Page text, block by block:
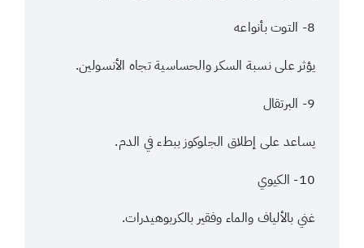
8- التوت بأنواعه
يؤثر على نسبة السكر والحساسية تجاه الأنسولين.
9- البرتقال
يساعد على إطلاق الجلوكوز ببطء في الدم.
10- الكيوي
غني بالألياف والماء وفقير بالكربوهيدرات.